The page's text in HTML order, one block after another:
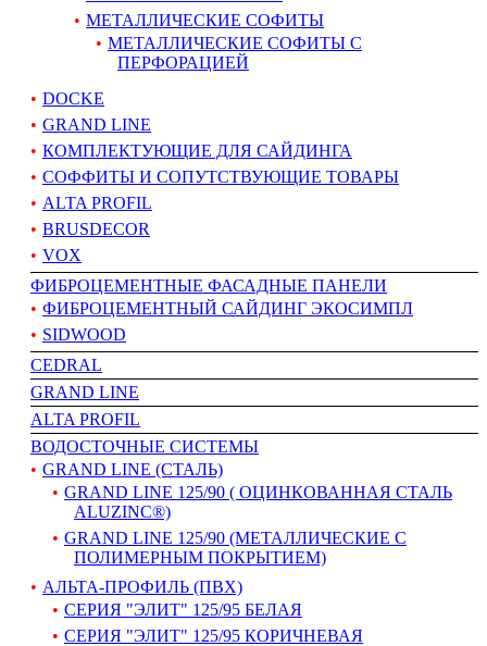
МЕТАЛЛИЧЕСКИЕ СОФИТЫ
МЕТАЛЛИЧЕСКИЕ СОФИТЫ С
ПЕРФОРАЦИЕЙ
DOCKE
GRAND LINE
КОМПЛЕКТУЮЩИЕ ДЛЯ САЙДИНГА
СОФФИТЫ И СОПУТСТВУЮЩИЕ ТОВАРЫ
ALTA PROFIL
BRUSDECOR
VOX
ФИБРОЦЕМЕНТНЫЕ ФАСАДНЫЕ ПАНЕЛИ
ФИБРОЦЕМЕНТНЫЙ САЙДИНГ ЭКОСИМПЛ
SIDWOOD
CEDRAL
GRAND LINE
АLTA PROFIL
ВОДОСТОЧНЫЕ СИСТЕМЫ
GRAND LINE (СТАЛЬ)
GRAND LINE 125/90 ( ОЦИНКОВАННАЯ СТАЛЬ
ALUZINC®)
GRAND LINE 125/90 (МЕТАЛЛИЧЕСКИЕ С
ПОЛИМЕРНЫМ ПОКРЫТИЕМ)
АЛЬТА-ПРОФИЛЬ (ПВХ)
СЕРИЯ "ЭЛИТ" 125/95 БЕЛАЯ
СЕРИЯ "ЭЛИТ" 125/95 КОРИЧНЕВАЯ